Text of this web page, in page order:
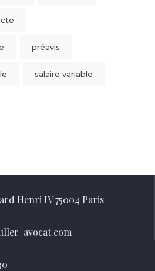
préavis
salaire variable
Henri IV 75004 Paris
avocat.com